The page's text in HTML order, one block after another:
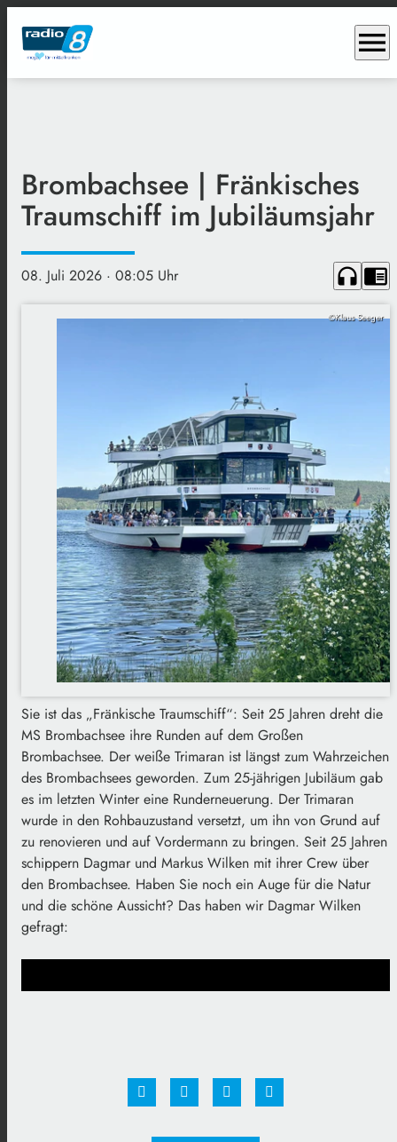
menu
Brombachsee | Fränkisches
Traumschiff im Jubiläumsjahr
08. Juli 2026 · 08:05 Uhr headphones chrome_reader_mode
©Klaus Seeger
Sie ist das „Fränkische Traumschiff“: Seit 25 Jahren dreht die
MS Brombachsee ihre Runden auf dem Großen
Brombachsee. Der weiße Trimaran ist längst zum Wahrzeichen
des Brombachsees geworden. Zum 25-jährigen Jubiläum gab
es im letzten Winter eine Runderneuerung. Der Trimaran
wurde in den Rohbauzustand versetzt, um ihn von Grund auf
zu renovieren und auf Vordermann zu bringen. Seit 25 Jahren
schippern Dagmar und Markus Wilken mit ihrer Crew über
den Brombachsee. Haben Sie noch ein Auge für die Natur
und die schöne Aussicht? Das haben wir Dagmar Wilken
gefragt: